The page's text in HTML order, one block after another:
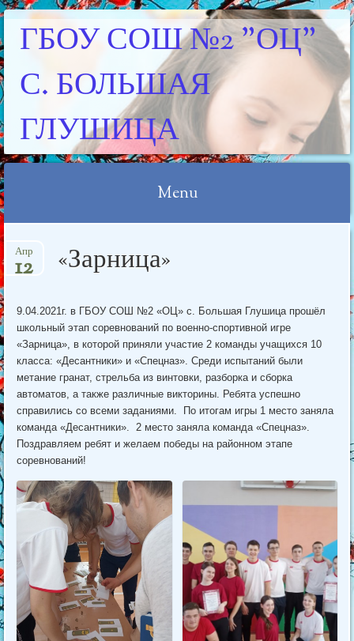
ГБОУ СОШ №2 "ОЦ"
С. БОЛЬШАЯ
ГЛУШИЦА
Menu
to
«Зарница»
Апр
12
9.04.2021г. в ГБОУ СОШ №2 «ОЦ» с. Большая Глушица прошёл
школьный этап соревнований по военно-спортивной игре
«Зарница», в которой приняли участие 2 команды учащихся 10
класса: «Десантники» и «Спецназ». Среди испытаний были
метание гранат, стрельба из винтовки, разборка и сборка
автоматов, а также различные викторины. Ребята успешно
справились со всеми заданиями. По итогам игры 1 место заняла
команда «Десантники». 2 место заняла команда «Спецназ».
Поздравляем ребят и желаем победы на районном этапе
соревнований!